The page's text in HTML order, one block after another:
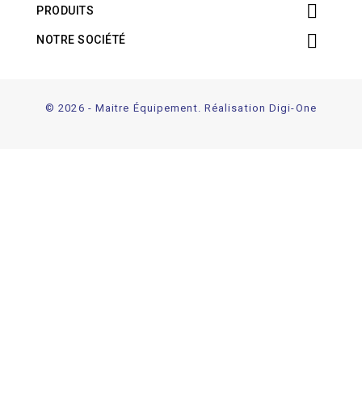
PRODUITS 
NOTRE SOCIÉTÉ 
© 2026 - Maitre Équipement. Réalisation Digi-One